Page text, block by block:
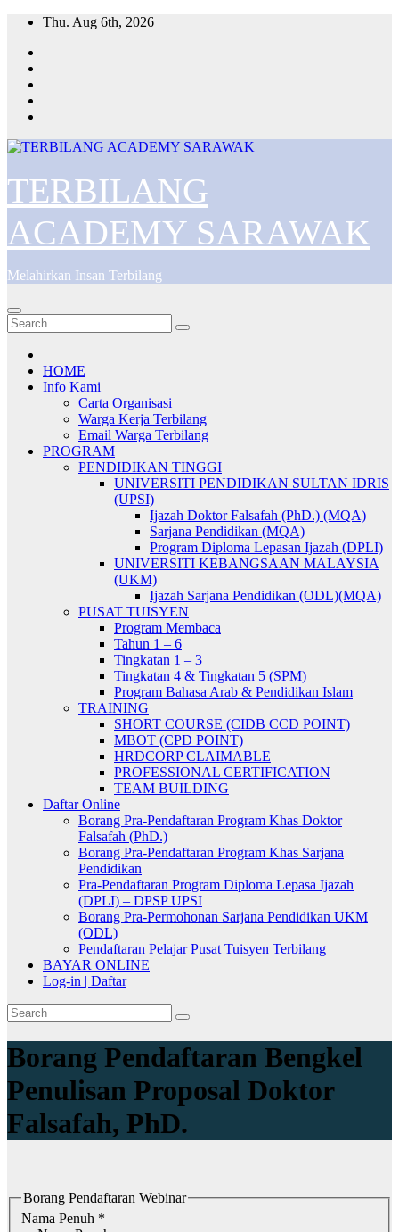
Skip
content
Thu. Aug 6th, 2026
TERBILANG
ACADEMY SARAWAK
Melahirkan Insan Terbilang
HOME
Info Kami
Carta Organisasi
Warga Kerja Terbilang
Email Warga Terbilang
PROGRAM
PENDIDIKAN TINGGI
UNIVERSITI PENDIDIKAN SULTAN IDRIS
(UPSI)
Ijazah Doktor Falsafah (PhD.) (MQA)
Sarjana Pendidikan (MQA)
Program Diploma Lepasan Ijazah (DPLI)
UNIVERSITI KEBANGSAAN MALAYSIA
(UKM)
Ijazah Sarjana Pendidikan (ODL)(MQA)
PUSAT TUISYEN
Program Membaca
Tahun 1 – 6
Tingkatan 1 – 3
Tingkatan 4 & Tingkatan 5 (SPM)
Program Bahasa Arab & Pendidikan Islam
TRAINING
SHORT COURSE (CIDB CCD POINT)
MBOT (CPD POINT)
HRDCORP CLAIMABLE
PROFESSIONAL CERTIFICATION
TEAM BUILDING
Daftar Online
Borang Pra-Pendaftaran Program Khas Doktor
Falsafah (PhD.)
Borang Pra-Pendaftaran Program Khas Sarjana
Pendidikan
Pra-Pendaftaran Program Diploma Lepasa Ijazah
(DPLI) – DPSP UPSI
Borang Pra-Permohonan Sarjana Pendidikan UKM
(ODL)
Pendaftaran Pelajar Pusat Tuisyen Terbilang
BAYAR ONLINE
Log-in | Daftar
Borang Pendaftaran Bengkel
Penulisan Proposal Doktor
Falsafah, PhD.
Borang Pendaftaran Webinar
Nama Penuh *